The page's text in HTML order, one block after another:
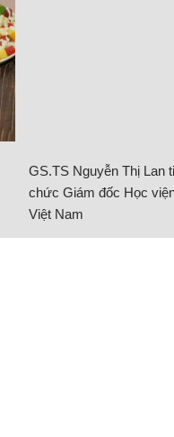
GS.TS Nguyễn Thị Lan
chức Giám đốc Học
Việt Nam